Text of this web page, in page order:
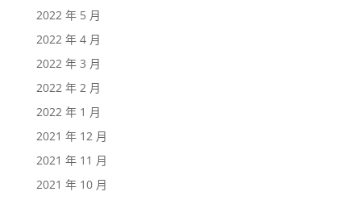
2022 年 5 月
2022 年 4 月
2022 年 3 月
2022 年 2 月
2022 年 1 月
2021 年 12 月
2021 年 11 月
2021 年 10 月